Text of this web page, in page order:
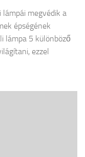
megvédik a
épségének
lámpa 5 különböző
ezzel